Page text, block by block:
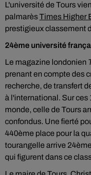
L'université de Tours
palmarèsTimes Higher
prestigieux classement
24ème université
Le magazine londonien
prenant en compte des
recherche, de transfert
à l'international. Sur ces
monde, celle de Tours
confondus. Une fierté
440ème place pour la
tourangelle arrive
qui figurent dans ce